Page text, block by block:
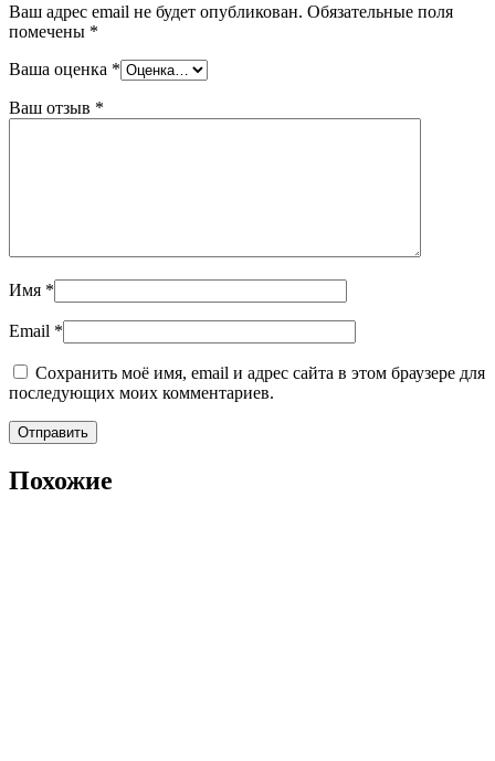
Ваш адрес email не будет опубликован. Обязательные поля
помечены *
Ваша оценка *
Ваш отзыв *
Имя *
Email *
Сохранить моё имя, email и адрес сайта в этом браузере для
последующих моих комментариев.
Похожие